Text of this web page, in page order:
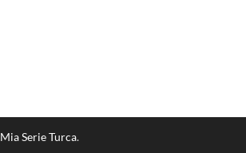
Mia Serie Turca.